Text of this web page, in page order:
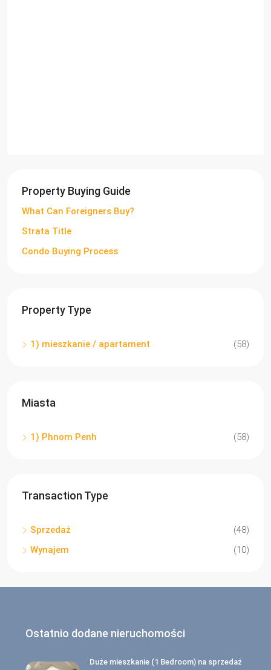
Property Buying Guide
What Can Foreigners Buy?
Strata Title
Condo Buying Process
Property Type
1) mieszkanie / apartament (58)
Miasta
1) Phnom Penh (58)
Transaction Type
Sprzedaż
(48)
Wynajem
(10)
Ostatnio dodane nieruchomości
Duże mieszkanie (1 Bedroom) na sprzedaż